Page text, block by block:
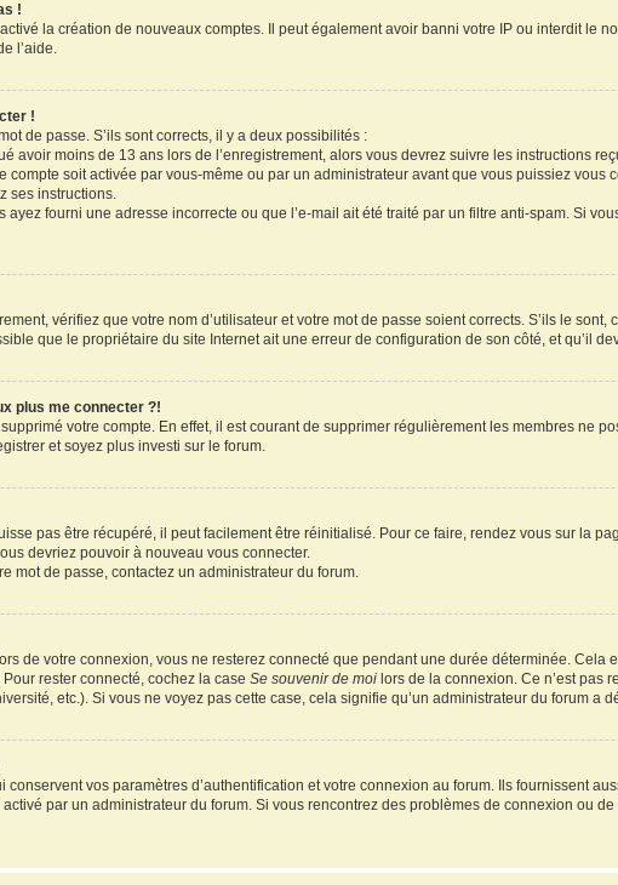
!
la création de nouveaux comptes. Il peut également avoir banni votre IP ou interdit le
l’aide.
!
de passe. S’ils sont corrects, il y a deux possibilités :
avoir moins de 13 ans lors de l’enregistrement, alors vous devrez suivre les instructions
soit activée par vous-même ou par un administrateur avant que vous puissiez vous
ses instructions.
ayez fourni une adresse incorrecte ou que l’e-mail ait été traité par un filtre anti-spam. Si
vérifiez que votre nom d’utilisateur et votre mot de passe soient corrects. S’ils le
que le propriétaire du site Internet ait une erreur de configuration de son côté, et qu’il
plus me connecter ?!
votre compte. En effet, il est courant de supprimer régulièrement les membres ne
et soyez plus investi sur le forum.
pas être récupéré, il peut facilement être réinitialisé. Pour ce faire, rendez vous sur la
devriez pouvoir à nouveau vous connecter.
mot de passe, contactez un administrateur du forum.
lors de votre connexion, vous ne resterez connecté que pendant une durée déterminée. Cela
rester connecté, cochez la caseSe souvenir de moi lors de la connexion. Ce n’est pas
etc.). Si vous ne voyez pas cette case, cela signifie qu’un administrateur du forum a
vos paramètres d’authentification et votre connexion au forum. Ils fournissent
par un administrateur du forum. Si vous rencontrez des problèmes de connexion ou